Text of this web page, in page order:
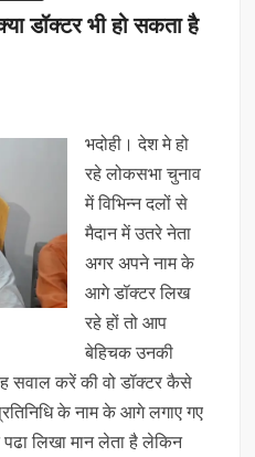
डॉक्टर भी हो सकता है
भदोही। देश मे हो
रहे लोकसभा चुनाव
में विभिन्न दलों से
मैदान में उतरे नेता
अगर अपने नाम के
आगे डॉक्टर लिख
रहे हों तो आप
बेहिचक उनकी
सवाल करें की वो डॉक्टर कैसे
के नाम के आगे लगाए गए
लिखा मान लेता है लेकिन